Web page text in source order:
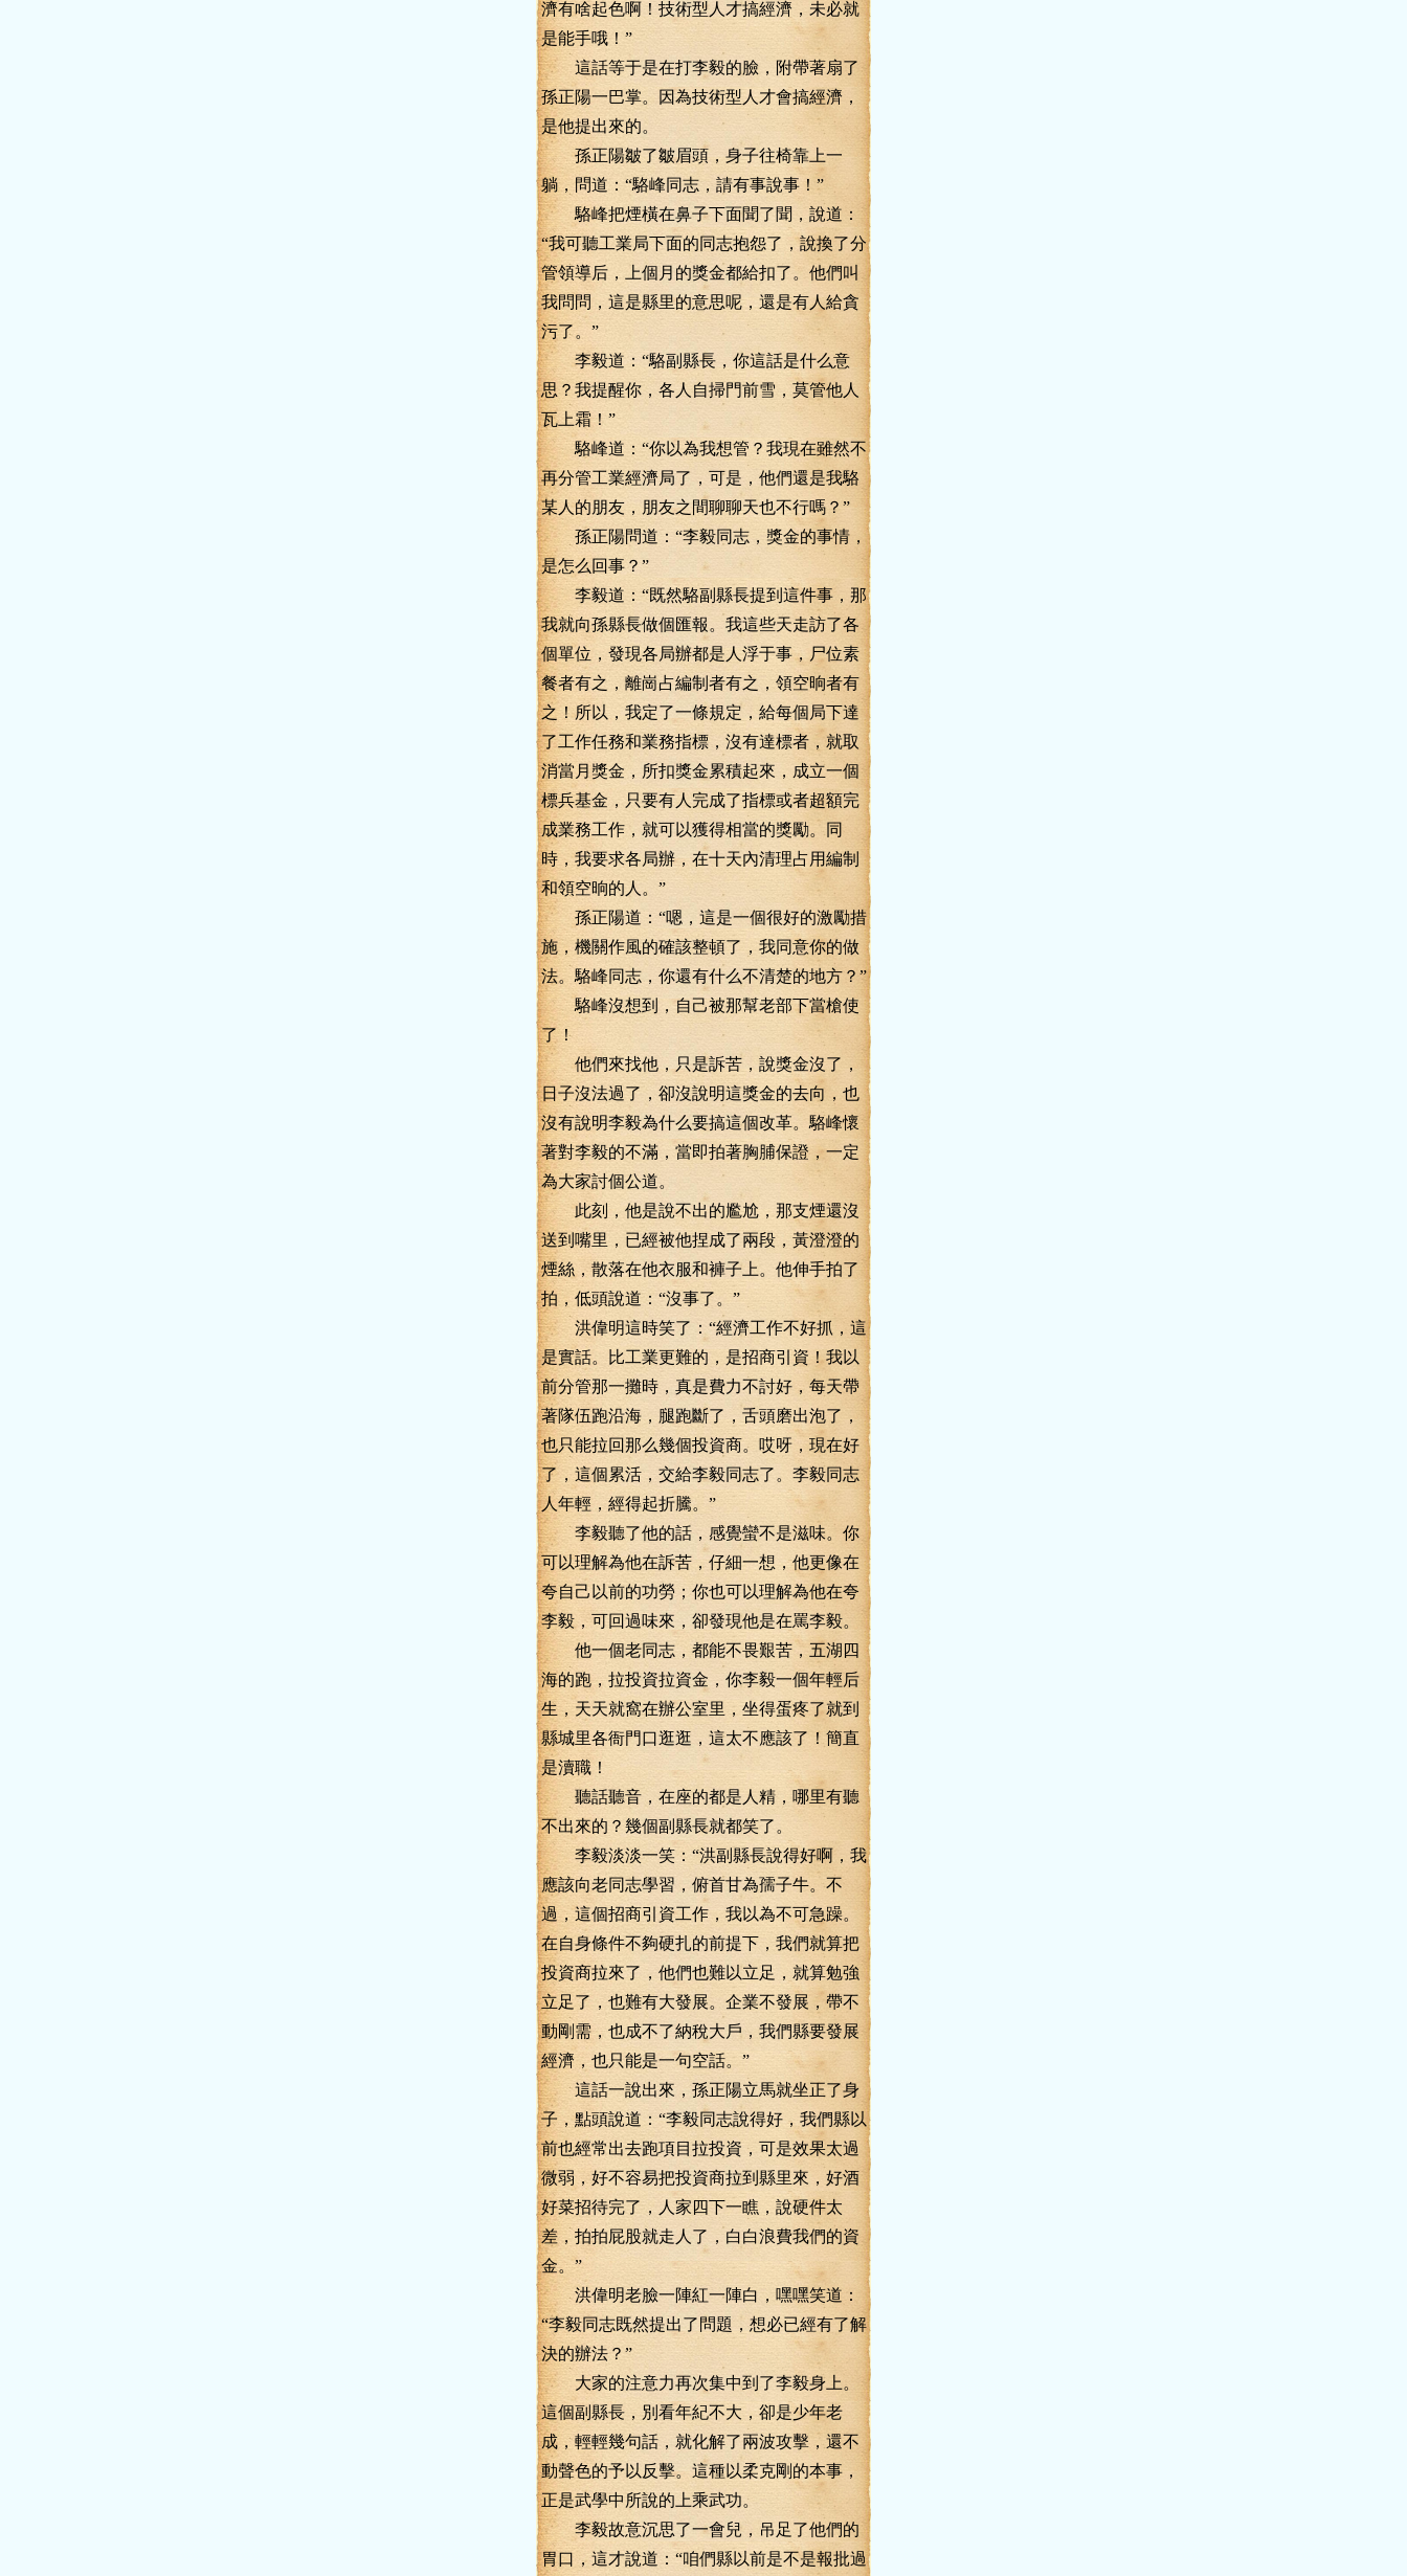
濟有啥起色啊！技術型人才搞經濟，未必就
是能手哦！”
這話等于是在打李毅的臉，附帶著扇了
孫正陽一巴掌。因為技術型人才會搞經濟，
是他提出來的。
孫正陽皺了皺眉頭，身子往椅靠上一
躺，問道：“駱峰同志，請有事說事！”
駱峰把煙橫在鼻子下面聞了聞，說道：
“我可聽工業局下面的同志抱怨了，說換了分
管領導后，上個月的獎金都給扣了。他們叫
我問問，這是縣里的意思呢，還是有人給貪
污了。”
李毅道：“駱副縣長，你這話是什么意
思？我提醒你，各人自掃門前雪，莫管他人
瓦上霜！”
駱峰道：“你以為我想管？我現在雖然不
再分管工業經濟局了，可是，他們還是我駱
某人的朋友，朋友之間聊聊天也不行嗎？”
孫正陽問道：“李毅同志，獎金的事情，
是怎么回事？”
李毅道：“既然駱副縣長提到這件事，那
我就向孫縣長做個匯報。我這些天走訪了各
個單位，發現各局辦都是人浮于事，尸位素
餐者有之，離崗占編制者有之，領空晌者有
之！所以，我定了一條規定，給每個局下達
了工作任務和業務指標，沒有達標者，就取
消當月獎金，所扣獎金累積起來，成立一個
標兵基金，只要有人完成了指標或者超額完
成業務工作，就可以獲得相當的獎勵。同
時，我要求各局辦，在十天內清理占用編制
和領空晌的人。”
孫正陽道：“嗯，這是一個很好的激勵措
施，機關作風的確該整頓了，我同意你的做
法。駱峰同志，你還有什么不清楚的地方？”
駱峰沒想到，自己被那幫老部下當槍使
了！
他們來找他，只是訴苦，說獎金沒了，
日子沒法過了，卻沒說明這獎金的去向，也
沒有說明李毅為什么要搞這個改革。駱峰懷
著對李毅的不滿，當即拍著胸脯保證，一定
為大家討個公道。
此刻，他是說不出的尷尬，那支煙還沒
送到嘴里，已經被他捏成了兩段，黃澄澄的
煙絲，散落在他衣服和褲子上。他伸手拍了
拍，低頭說道：“沒事了。”
洪偉明這時笑了：“經濟工作不好抓，這
是實話。比工業更難的，是招商引資！我以
前分管那一攤時，真是費力不討好，每天帶
著隊伍跑沿海，腿跑斷了，舌頭磨出泡了，
也只能拉回那么幾個投資商。哎呀，現在好
了，這個累活，交給李毅同志了。李毅同志
人年輕，經得起折騰。”
李毅聽了他的話，感覺蠻不是滋味。你
可以理解為他在訴苦，仔細一想，他更像在
夸自己以前的功勞；你也可以理解為他在夸
李毅，可回過味來，卻發現他是在罵李毅。
他一個老同志，都能不畏艱苦，五湖四
海的跑，拉投資拉資金，你李毅一個年輕后
生，天天就窩在辦公室里，坐得蛋疼了就到
縣城里各衙門口逛逛，這太不應該了！簡直
是瀆職！
聽話聽音，在座的都是人精，哪里有聽
不出來的？幾個副縣長就都笑了。
李毅淡淡一笑：“洪副縣長說得好啊，我
應該向老同志學習，俯首甘為孺子牛。不
過，這個招商引資工作，我以為不可急躁。
在自身條件不夠硬扎的前提下，我們就算把
投資商拉來了，他們也難以立足，就算勉強
立足了，也難有大發展。企業不發展，帶不
動剛需，也成不了納稅大戶，我們縣要發展
經濟，也只能是一句空話。”
這話一說出來，孫正陽立馬就坐正了身
子，點頭說道：“李毅同志說得好，我們縣以
前也經常出去跑項目拉投資，可是效果太過
微弱，好不容易把投資商拉到縣里來，好酒
好菜招待完了，人家四下一瞧，說硬件太
差，拍拍屁股就走人了，白白浪費我們的資
金。”
洪偉明老臉一陣紅一陣白，嘿嘿笑道：
“李毅同志既然提出了問題，想必已經有了解
決的辦法？”
大家的注意力再次集中到了李毅身上。
這個副縣長，別看年紀不大，卻是少年老
成，輕輕幾句話，就化解了兩波攻擊，還不
動聲色的予以反擊。這種以柔克剛的本事，
正是武學中所說的上乘武功。
李毅故意沉思了一會兒，吊足了他們的
胃口，這才說道：“咱們縣以前是不是報批過